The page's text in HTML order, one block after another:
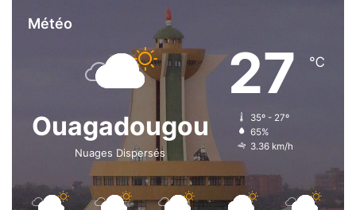
Météo
Ouagadougou
Nuages Dispersés
27 ℃
35º - 27º
65%
3.36 km/h